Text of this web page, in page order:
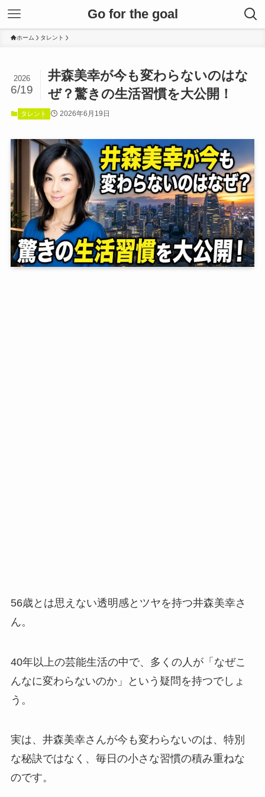
Go for the goal
ホーム タレント
井森美幸が今も変わらないのはな
ぜ？驚きの生活習慣を大公開！
2026
6/19
タレント 2026年6月19日
56歳とは思えない透明感とツヤを持つ井森美幸さ
ん。
40年以上の芸能生活の中で、多くの人が「なぜこ
んなに変わらないのか」という疑問を持つでしょ
う。
実は、井森美幸さんが今も変わらないのは、特別
な秘訣ではなく、毎日の小さな習慣の積み重ねな
のです。